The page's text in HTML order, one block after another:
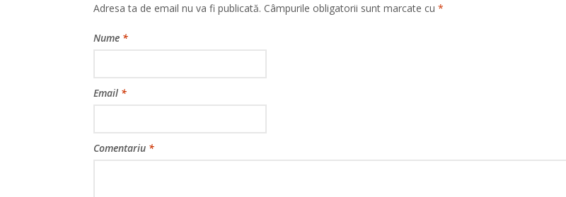
Adresa ta de email nu va fi publicată. Câmpurile obligatorii sunt marcate cu *
Nume *
Email *
Comentariu *